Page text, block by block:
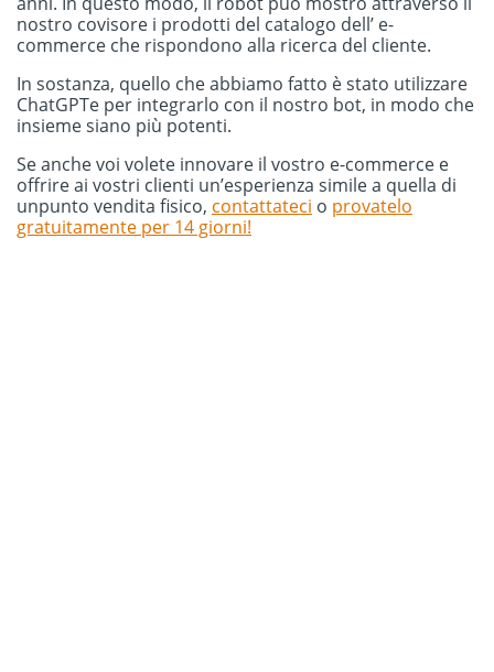
nostro covisore i prodotti del catalogo dell’ e-
commerce che rispondono alla ricerca del cliente.
In sostanza, quello che abbiamo fatto è stato utilizzare
ChatGPTe per integrarlo con il nostro bot, in modo che
insieme siano più potenti.
Se anche voi volete innovare il vostro e-commerce e
offrire ai vostri clienti un’esperienza simile a quella di
unpunto vendita fisico, contattateci o provatelo
gratuitamente per 14 giorni!